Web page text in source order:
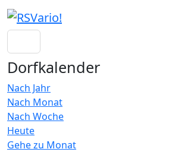
Dorfkalender
Nach Jahr
Nach Monat
Nach Woche
Heute
Gehe zu Monat